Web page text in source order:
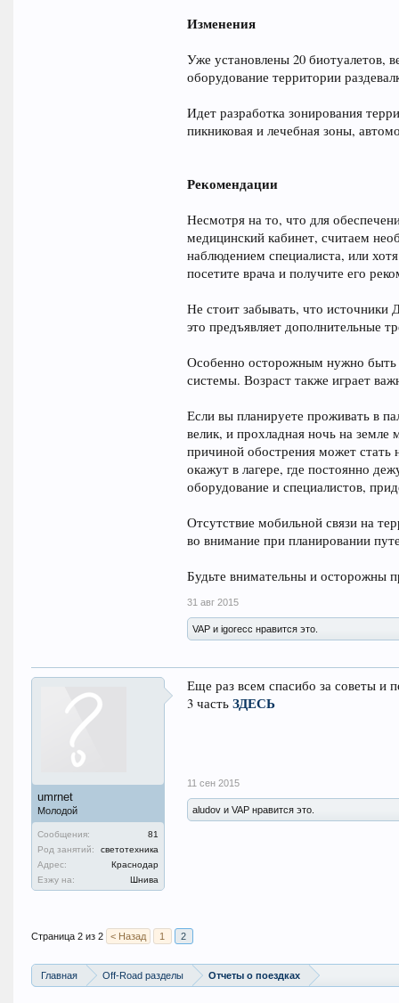
Изменения
Уже установлены 20 биотуалетов,
оборудование территории
Идет разработка зонирования
пикниковая и лечебная зоны,
Рекомендации
Несмотря на то, что для
медицинский кабинет, считаем
наблюдением специалиста, или
посетите врача и получите его
Не стоит забывать, что
это предъявляет дополнительные
Особенно осторожным нужно быть
системы. Возраст также играет
Если вы планируете проживать в
велик, и прохладная ночь на
причиной обострения может
окажут в лагере, где постоянно
оборудование и специалистов,
Отсутствие мобильной связи на
во внимание при планировании
Будьте внимательны и осторожны
31 авг 2015
VAP и igorecc нравится это.
umrnet
Молодой
Сообщения:
81
Род занятий:
светотехника
Адрес:
Краснодар
Езжу на:
Шнива
Еще раз всем спасибо за советы и
3 часть ЗДЕСЬ
11 сен 2015
aludov и VAP нравится это.
Страница 2 из 2 < Назад 1 2
Главная Off-Road разделы Отчеты о поездках